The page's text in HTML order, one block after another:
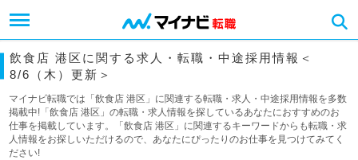
飲食店 港区に関する求人・転職・中途採用情報＜
8/6（木）更新＞
マイナビ転職では「飲食店 港区」に関連する転職・求人・中途採用情報を多数
掲載中!「飲食店 港区」の転職・求人情報を探しているあなたにおすすめのお
仕事を掲載しています。「飲食店 港区」に関連するキーワードからも転職・求
人情報をお探しいただけるので、あなたにぴったりのお仕事を見つけてみてく
ださい!